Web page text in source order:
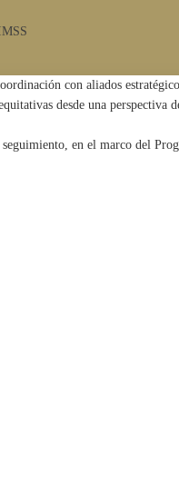
con aliados
desde una perspectiva
en el marco del